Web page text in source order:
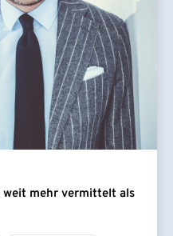
weit mehr vermittelt als